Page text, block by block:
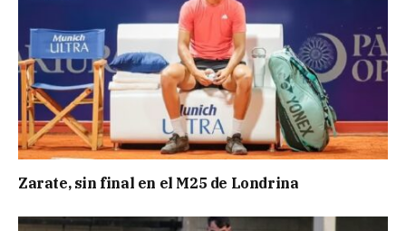
Zarate, sin final en el M25 de Londrina